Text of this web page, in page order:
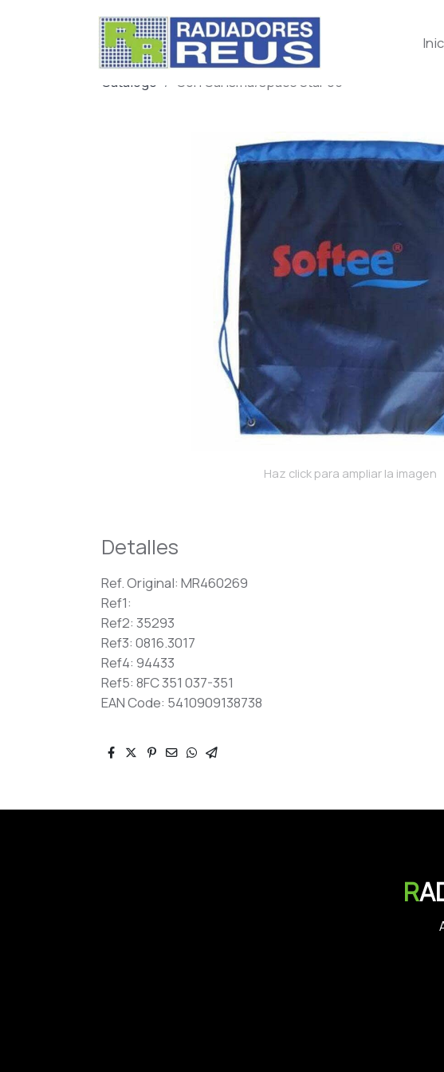
Catálogo Con Carisma/space Star 95
Haz click para ampliar la imagen
Detalles
Ref. Original: MR460269
Ref1:
Ref2: 35293
Ref3: 0816.3017
Ref4: 94433
Ref5: 8FC 351 037-351
EAN Code: 5410909138738
R